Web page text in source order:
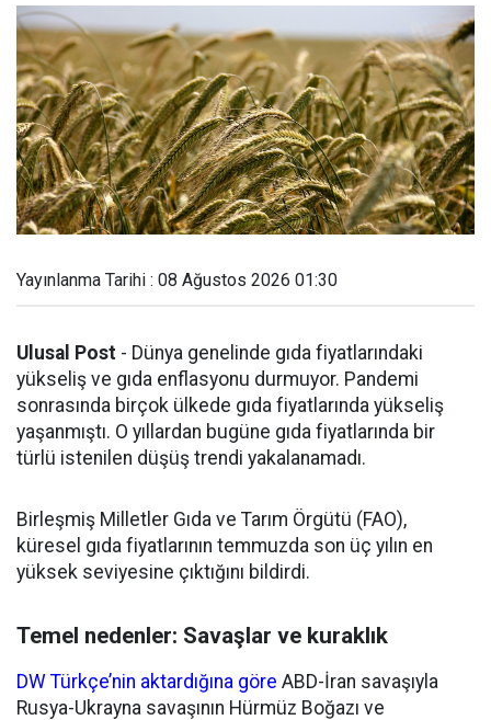
Yayınlanma Tarihi : 08 Ağustos 2026 01:30
Ulusal Post - Dünya genelinde gıda fiyatlarındaki
yükseliş ve gıda enflasyonu durmuyor. Pandemi
sonrasında birçok ülkede gıda fiyatlarında yükseliş
yaşanmıştı. O yıllardan bugüne gıda fiyatlarında bir
türlü istenilen düşüş trendi yakalanamadı.
Birleşmiş Milletler Gıda ve Tarım Örgütü (FAO),
küresel gıda fiyatlarının temmuzda son üç yılın en
yüksek seviyesine çıktığını bildirdi.
Temel nedenler: Savaşlar ve kuraklık
DW Türkçe’nin aktardığına göre ABD-İran savaşıyla
Rusya-Ukrayna savaşının Hürmüz Boğazı ve